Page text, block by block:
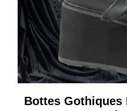
Bottes Gothiques